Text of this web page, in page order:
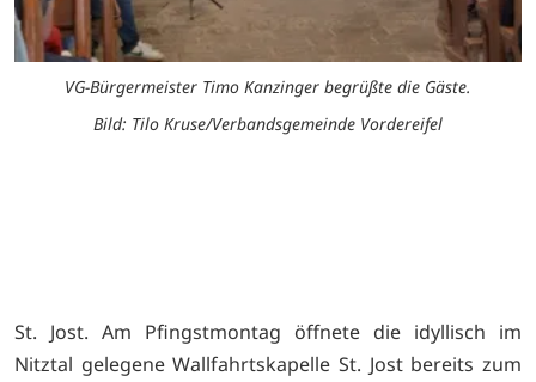
VG-Bürgermeister Timo Kanzinger begrüßte die Gäste.
Bild: Tilo Kruse/Verbandsgemeinde Vordereifel
St. Jost. Am Pfingstmontag öffnete die idyllisch im
Nitztal gelegene Wallfahrtskapelle St. Jost bereits zum